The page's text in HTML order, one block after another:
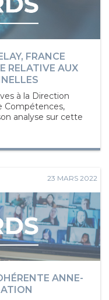
FRANCE
RELATIVE AUX
à la Direction
Compétences,
analyse sur cette
23 MARS 2022
ANNE-